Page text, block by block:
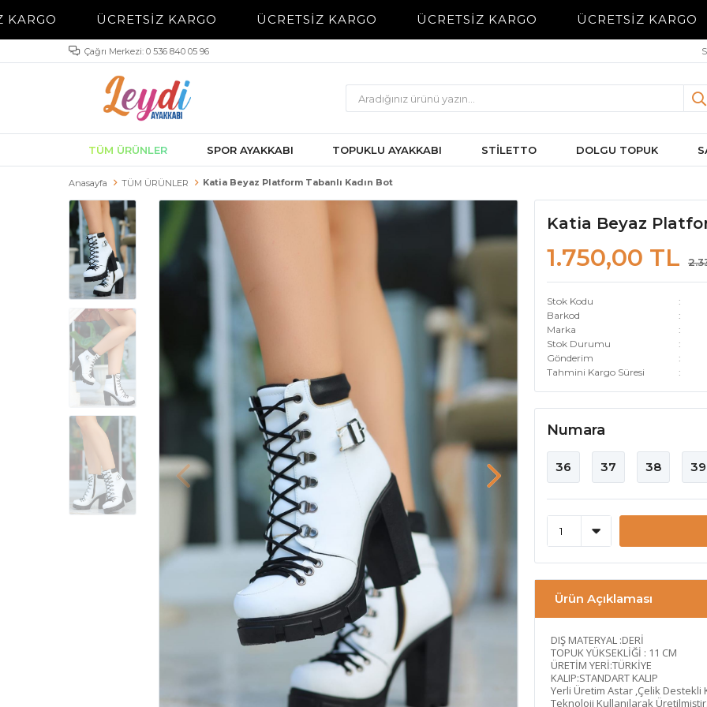
ÜCRETSİZ KARGO ÜCRETSİZ KARGO ÜCRETSİZ KARGO ÜCRETSİZ KARGO
Çağrı Merkezi: 0 536 840 05 96
TÜM ÜRÜNLER SPOR AYAKKABI TOPUKLU AYAKKABI STİLETTO DOLGU TOPUK
Anasayfa TÜM ÜRÜNLER Katia Beyaz Platform Tabanlı Kadın Bot
Katia Beyaz
1.750,00 TL
Stok Kodu
Barkod
Marka
Stok Durumu
Gönderim
Tahmini Kargo Süresi
Numara
36 37 38 39
Ürün Açıklaması
DIŞ MATERYAL :DERİ
TOPUK YÜKSEKLİĞİ : 11 CM
ÜRETİM YERİ:TÜRKİYE
KALIP:STANDART KALIP
Yerli Üretim Astar ,Çelik Destekli
Teknoloji Kullanılarak Üretilmiştir.